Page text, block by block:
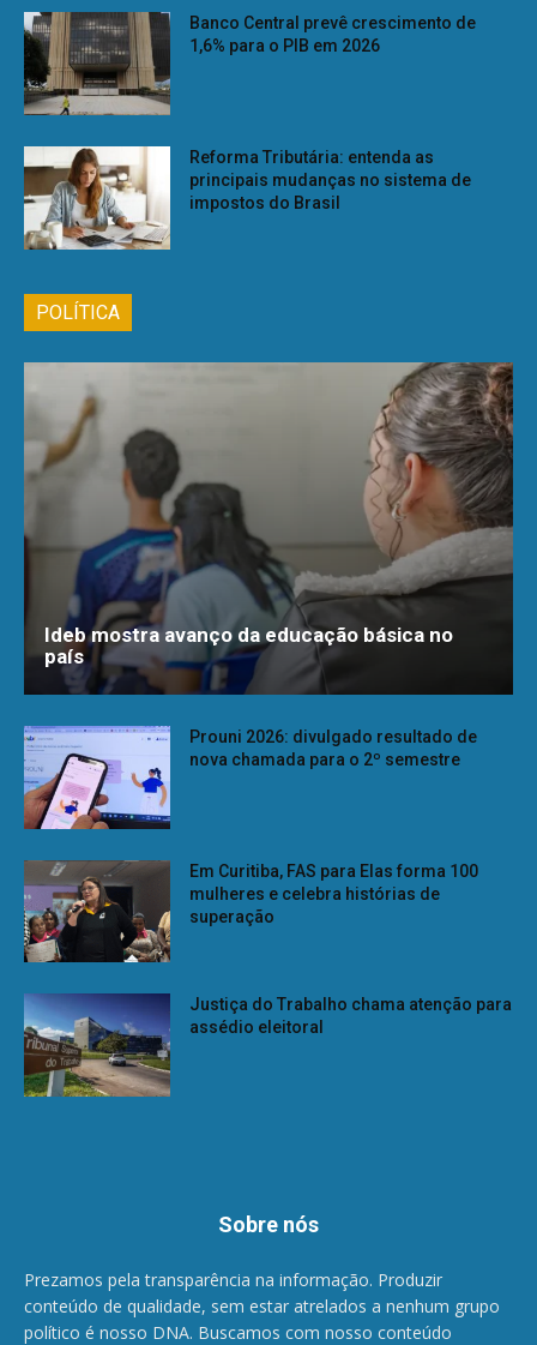
Banco Central prevê crescimento de
1,6% para o PIB em 2026
Reforma Tributária: entenda as
principais mudanças no sistema de
impostos do Brasil
POLÍTICA
Ideb mostra avanço da educação básica no
país
Prouni 2026: divulgado resultado de
nova chamada para o 2º semestre
Em Curitiba, FAS para Elas forma 100
mulheres e celebra histórias de
superação
Justiça do Trabalho chama atenção para
assédio eleitoral
Sobre nós
Prezamos pela transparência na informação. Produzir
conteúdo de qualidade, sem estar atrelados a nenhum grupo
político é nosso DNA. Buscamos com nosso conteúdo